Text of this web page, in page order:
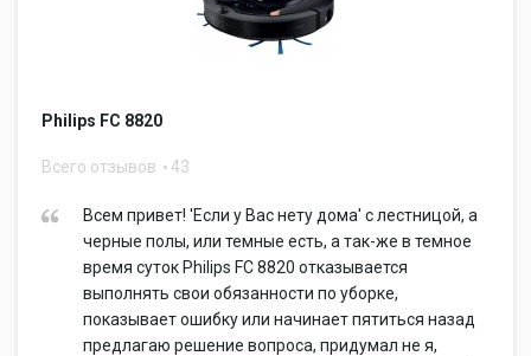
Philips FC 8820
Всего отзывов 43
Всем привет! 'Если у Вас нету дома' с лестницой, а
черные полы, или темные есть, а так-же в темное
время суток Philips FC 8820 отказывается
выполнять свои обязанности по уборке,
показывает ошибку или начинает пятиться назад
предлагаю решение вопроса, придумал не я,